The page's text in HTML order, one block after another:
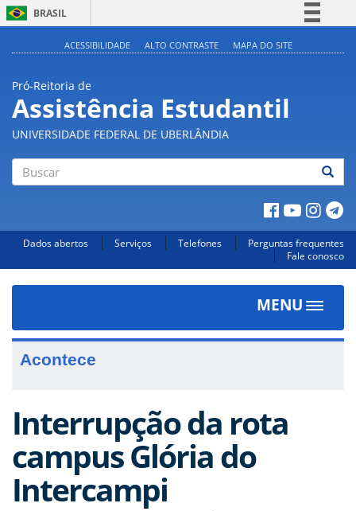
BRASIL
Acesso à informação
Legislação
Canais
ACESSIBILIDADE ALTO CONTRASTE MAPA DO SITE
Pró-Reitoria de
Assistência Estudantil
UNIVERSIDADE FEDERAL DE UBERLÂNDIA
Dados abertos Serviços Telefones
Perguntas frequentes
Fale conosco
MENU
Toggle
Acontece
Interrupção da rota
campus Glória do
Intercampi